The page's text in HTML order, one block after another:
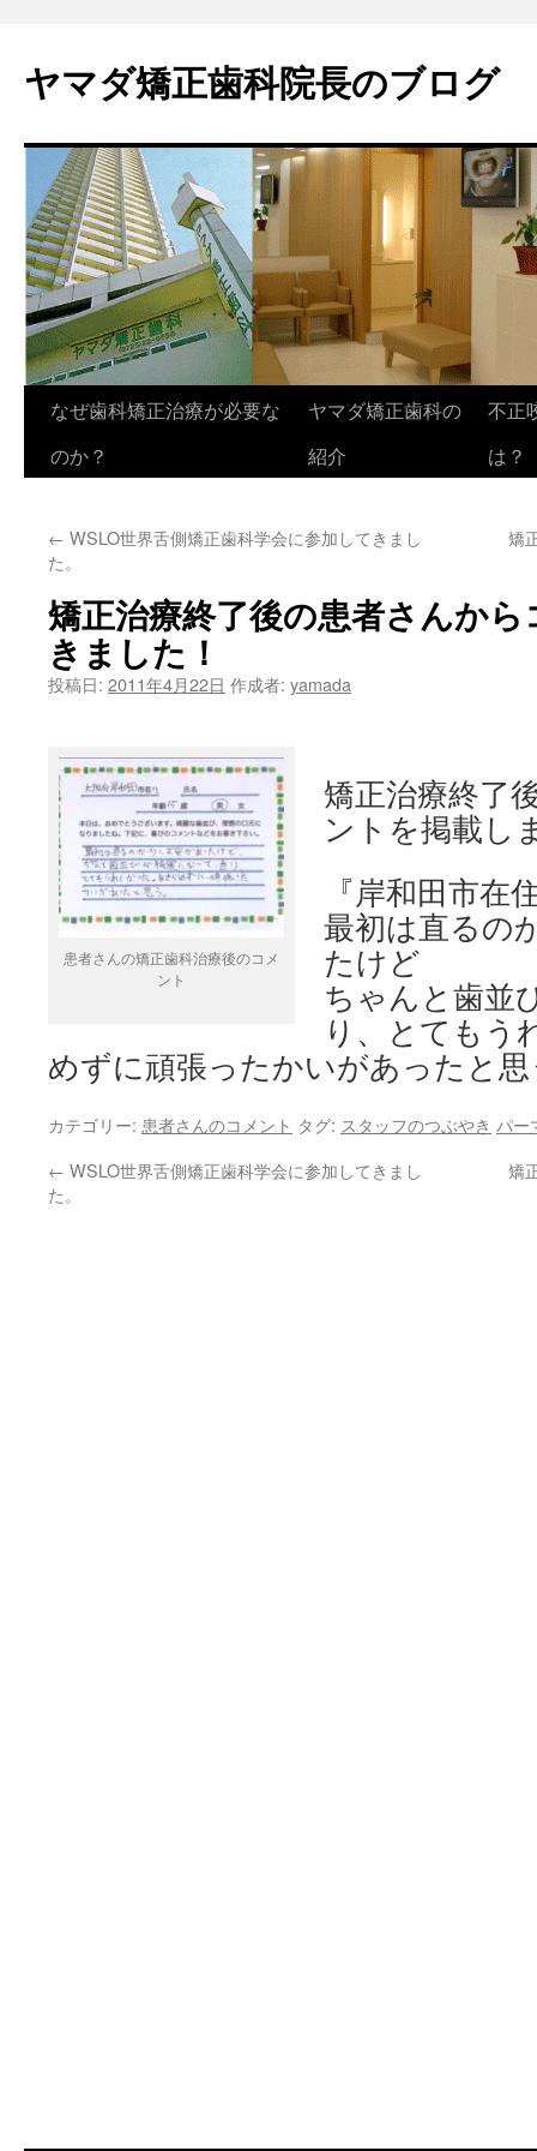
ヤマダ矯正歯科院長のブログ
ン
ン
へ
ス
なぜ歯科矯正治療が必要な
のか？
ヤマダ矯正歯科の
紹介
不正
は？
← WSLO世界舌側矯正歯科学会に参加してきまし
た。
矯
矯正治療終了後の患者さんか
きました！
投稿日: 2011年4月22日 作成者: yamada
患者さんの矯正歯科治療後のコメ
ント
矯正治療終了
ントを掲載し
『岸和田市
最初は直るの
たけど
ちゃんと歯並
り、とてもう
めずに頑張ったかいがあったと
カテゴリー: 患者さんのコメント タグ: スタッフのつぶやき パー
← WSLO世界舌側矯正歯科学会に参加してきまし
た。
矯